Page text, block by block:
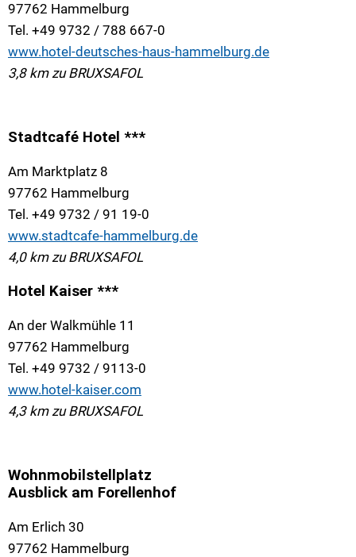
97762 Hammelburg
Tel. +49 9732 / 788 667-0
www.hotel-deutsches-haus-hammelburg.de
3,8 km zu BRUXSAFOL
Stadtcafé Hotel ***
Am Marktplatz 8
97762 Hammelburg
Tel. +49 9732 / 91 19-0
www.stadtcafe-hammelburg.de
4,0 km zu BRUXSAFOL
Hotel Kaiser ***
An der Walkmühle 11
97762 Hammelburg
Tel. +49 9732 / 9113-0
www.hotel-kaiser.com
4,3 km zu BRUXSAFOL
Wohnmobilstellplatz
Ausblick am Forellenhof
Am Erlich 30
97762 Hammelburg